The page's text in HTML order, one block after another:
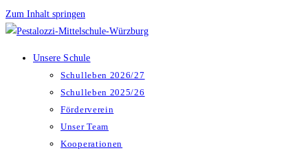
Zum Inhalt springen
Unsere Schule
Schulleben 2026/27
Schulleben 2025/26
Förderverein
Unser Team
Kooperationen